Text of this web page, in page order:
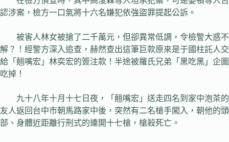
認涉案，檢方一口氣將十六名嫌犯依強盜罪提起公訴。
被害人林女被搶了二千萬元，但卻異常低調，令檢警大惑不
解？！經警方深入追查，赫然查出這筆巨款原來是于國柱託人交
給「翹嘴宏」林奕宏的簽注款！半途被羅氏兄弟「黑吃黑」企圖
吃掉！
九十八年十月十七日夜，「翹嘴宏」送走四名到家中泡茶的
友人返回台中市朝馬路家中後，突然有二名槍手闖入，朝他的頭
部、身體近距離行刑式的連開十七槍，槍殺死亡。